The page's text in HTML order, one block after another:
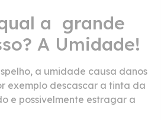
a grande
A Umidade!
a umidade causa danos
exemplo descascar a tinta da
e possivelmente estragar a